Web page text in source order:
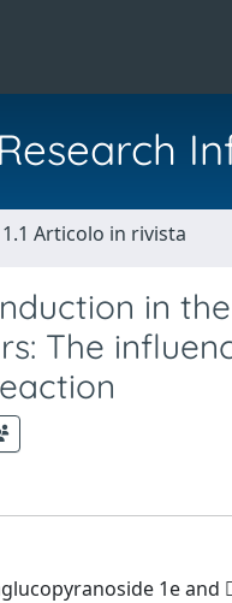
1.1 Articolo in rivista
in
The
1e